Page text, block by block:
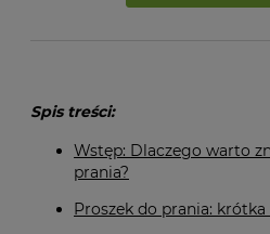
Spis treści:
Wstęp: Dlaczego warto
prania?
Proszek do prania: